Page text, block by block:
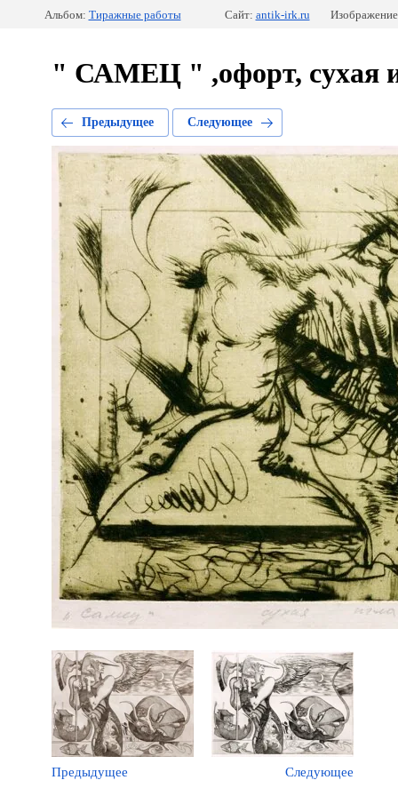
Альбом: Тиражные работы Сайт: antik-irk.ru
" САМЕЦ " ,офорт, сухая
Предыдущее Следующее
Предыдущее Следующее